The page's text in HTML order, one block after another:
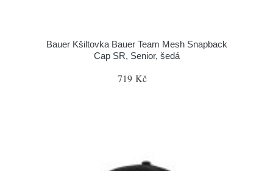
Bauer Kšiltovka Bauer Team Mesh Snapback
Cap SR, Senior, šedá
719 Kč